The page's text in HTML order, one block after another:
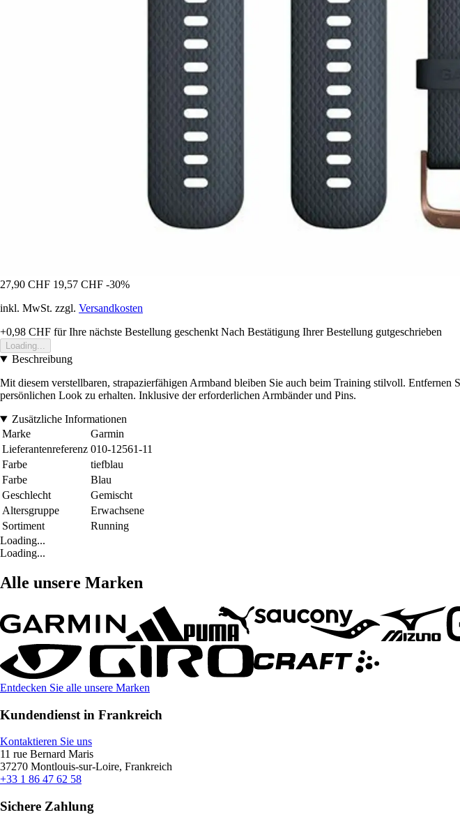
27,90 CHF 19,57 CHF -30%
inkl. MwSt. zzgl. Versandkosten
+0,98 CHF für Ihre nächste Bestellung geschenkt Nach Bestätigung Ihrer Bestellung gutgeschrieben
Loading...
Beschreibung
Mit diesem verstellbaren, strapazierfähigen Armband bleiben Sie auch beim Training stilvoll.
persönlichen Look zu erhalten. Inklusive der erforderlichen Armbänder und Pins.
Zusätzliche Informationen
Marke
Garmin
Lieferantenreferenz 010-12561-11
Farbe
tiefblau
Farbe
Blau
Geschlecht
Gemischt
Altersgruppe
Erwachsene
Sortiment
Running
Loading...
Loading...
Alle unsere Marken
Entdecken Sie alle unsere Marken
Kundendienst in Frankreich
Kontaktieren Sie uns
11 rue Bernard Maris
37270 Montlouis-sur-Loire, Frankreich
+33 1 86 47 62 58
Sichere Zahlung